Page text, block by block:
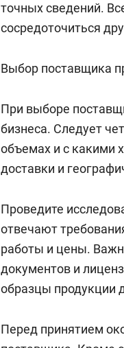
точных сведений.
сосредоточиться
Выбор поставщика
При выборе
бизнеса. Следует
объемах и с какими
доставки и
Проведите
отвечают
работы и цены.
документов и
образцы продукции
Перед принятием